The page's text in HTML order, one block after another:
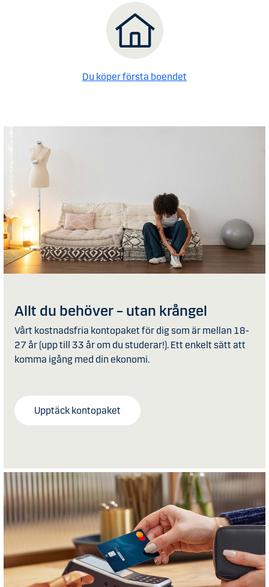
Du köper första boendet
Allt du behöver – utan krångel
Vårt kostnadsfria kontopaket för dig som är mellan 18-
27 år (upp till 33 år om du studerar!). Ett enkelt sätt att
komma igång med din ekonomi.
Upptäck kontopaket